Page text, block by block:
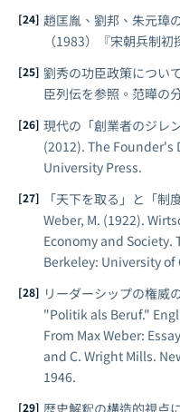
趙匡胤、劉邦、朱元璋
（1983）『宋朝兵制
劉秀の功臣政策につい
臣列伝を参照。范曄の
現代の「創業者のジレ
(2012). The Founder's
University Press.
「天下を取る」と「制
Weber, M. (1922).
Economy and Society.
Berkeley: University of
リーダーシップの権威
"Politik als Beruf."
From Max Weber:
and C. Wright Mills.
1946.